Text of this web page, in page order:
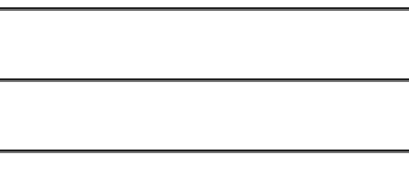
von Zahlen zur Bevölkerung Dortmunds und